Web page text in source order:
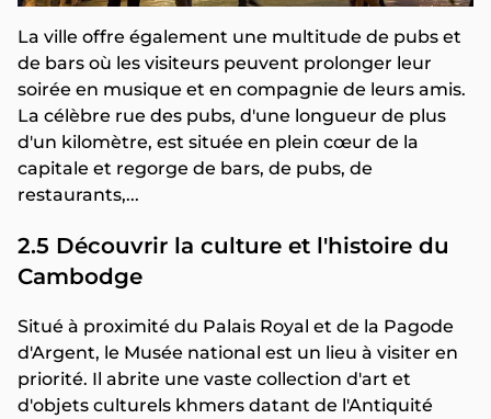
La ville offre également une multitude de pubs et
de bars où les visiteurs peuvent prolonger leur
soirée en musique et en compagnie de leurs amis.
La célèbre rue des pubs, d'une longueur de plus
d'un kilomètre, est située en plein cœur de la
capitale et regorge de bars, de pubs, de
restaurants,...
2.5 Découvrir la culture et l'histoire du
Cambodge
Situé à proximité du Palais Royal et de la Pagode
d'Argent, le Musée national est un lieu à visiter en
priorité. Il abrite une vaste collection d'art et
d'objets culturels khmers datant de l'Antiquité